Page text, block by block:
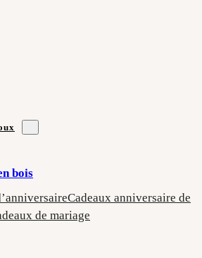
bois
Cadeaux anniversaire de
de mariage